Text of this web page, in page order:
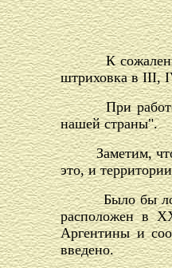
К
штриховка в III,
При работе с
нашей страны".
Заметим, что
это, и
Было бы
расположен в
Аргентины и
введено.